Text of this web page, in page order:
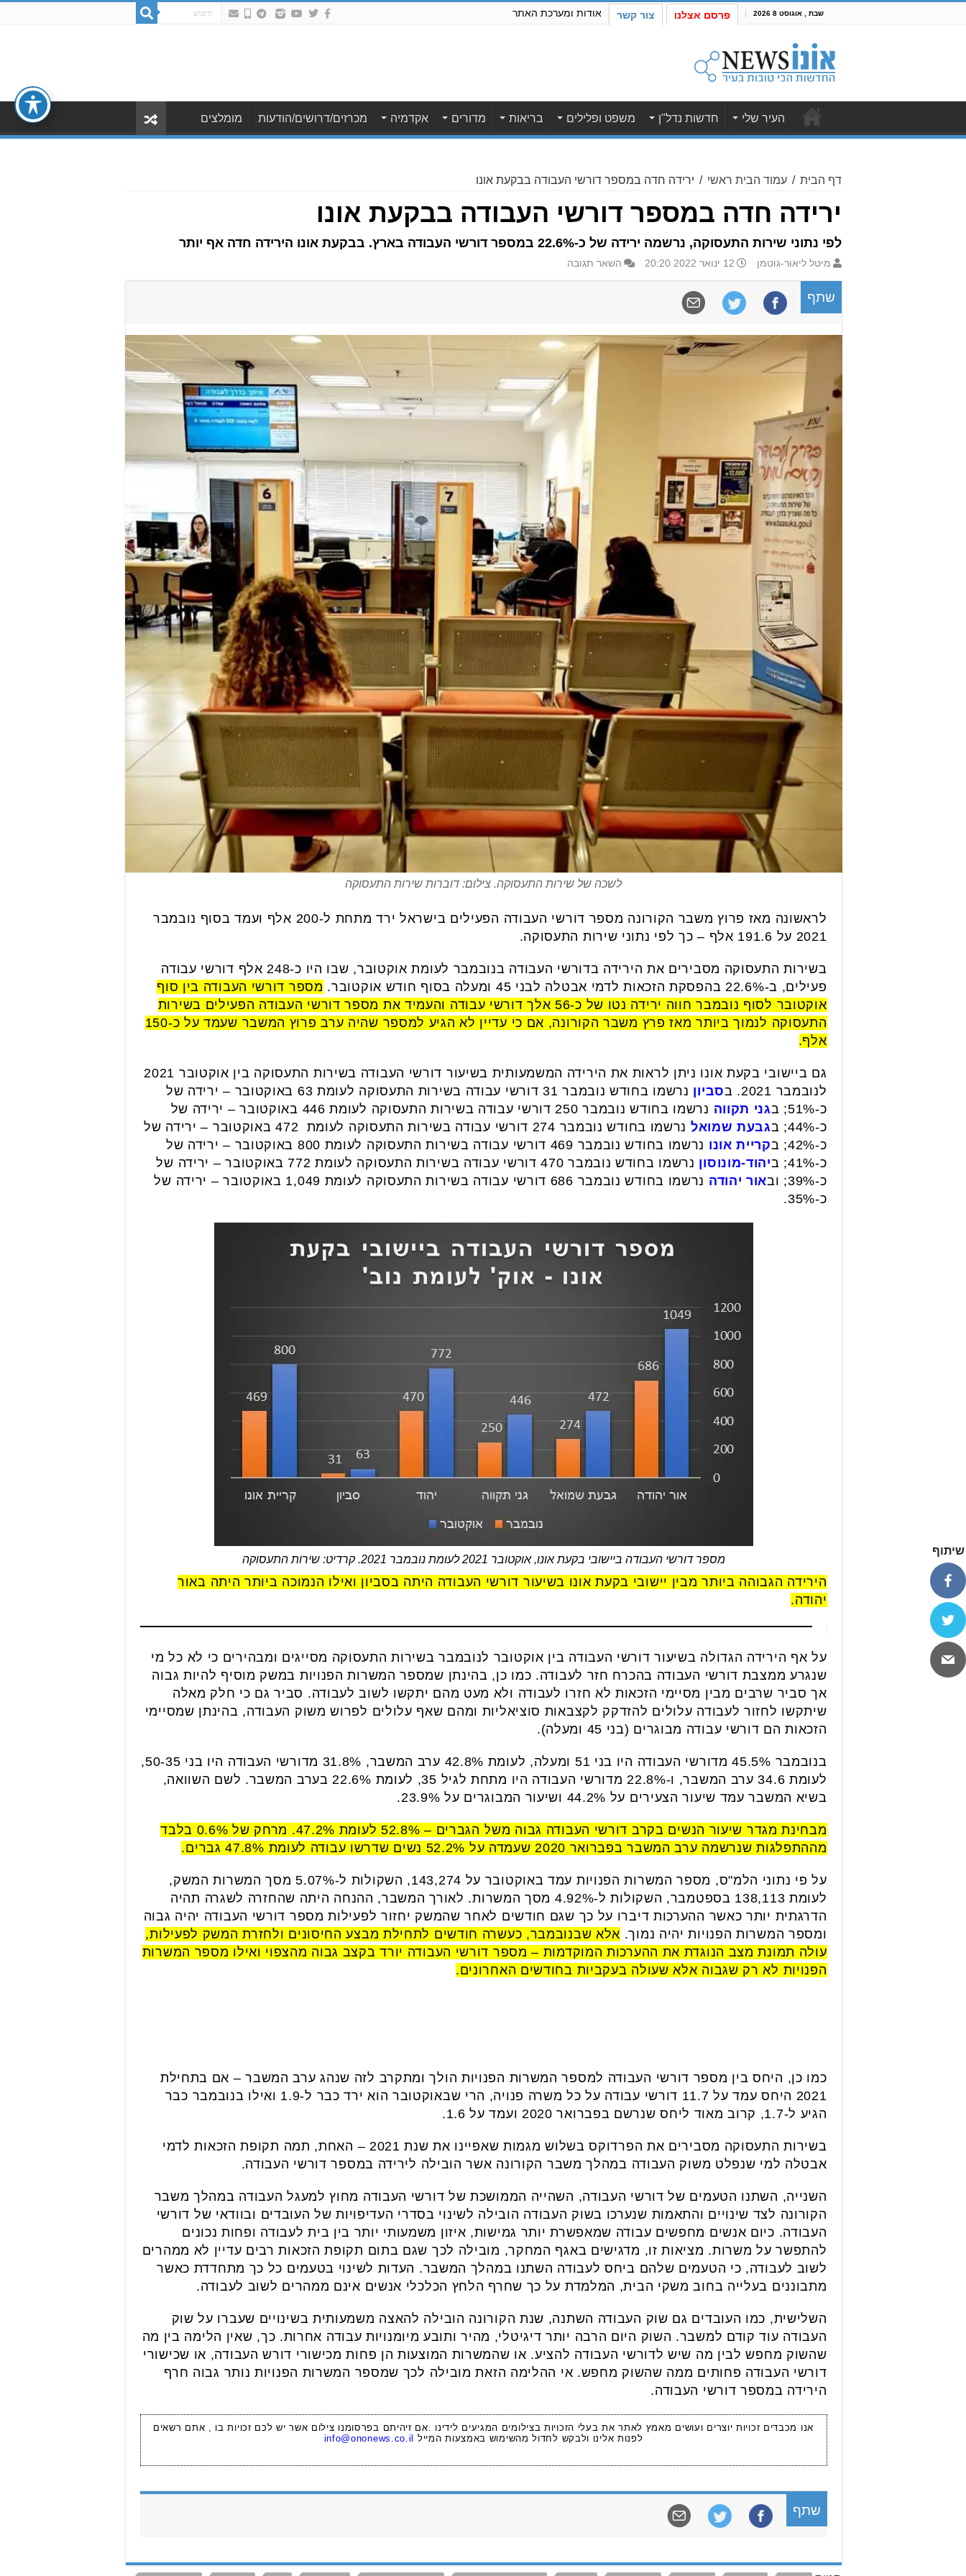
שבת , אוגוסט 8 2026 פרסם אצלנו צור קשר אודות ומערכת האתר
העיר שלי חדשות נדל"ן משפט ופלילים בריאות מדורים אקדמיה מכרזים/דרושים/הודעות מומלצים
דף הבית / עמוד הבית ראשי / ירידה חדה במספר דורשי העבודה בבקעת אונו
ירידה חדה במספר דורשי העבודה בבקעת אונו
לפי נתוני שירות התעסוקה, נרשמה ירידה של כ-22.6% במספר דורשי העבודה בארץ. בבקעת אונו הירידה חדה אף יותר
מיטל ליאור-גוטמן 12 ינואר 2022 20:20 השאר תגובה
שתף
לשכה של שירות התעסוקה. צילום: דוברות שירות התעסוקה
לראשונה מאז פרוץ משבר הקורונה מספר דורשי העבודה הפעילים בישראל ירד מתחת ל-200 אלף ועמד בסוף נובמבר
2021 על 191.6 אלף – כך לפי נתוני שירות התעסוקה.
בשירות התעסוקה מסבירים את הירידה בדורשי העבודה בנובמבר לעומת אוקטובר, שבו היו כ-248 אלף דורשי עבודה
פעילים, ב-22.6% בהפסקת הזכאות לדמי אבטלה לבני 45 ומעלה בסוף חודש אוקטובר.
מספר דורשי העבודה בין סוף
אוקטובר לסוף נובמבר חווה ירידה נטו של כ-56 אלך דורשי עבודה והעמיד את מספר דורשי העבודה הפעילים בשירות
התעסוקה לנמוך ביותר מאז פרץ משבר הקורונה, אם כי עדיין לא הגיע למספר שהיה ערב פרוץ המשבר שעמד על כ-150
אלף.
גם ביישובי בקעת אונו ניתן לראות את הירידה המשמעותית בשיעור דורשי העבודה בשירות התעסוקה בין אוקטובר 2021
לנובמבר 2021. ב
סביון
נרשמו בחודש נובמבר 31 דורשי עבודה בשירות התעסוקה לעומת 63 באוקטובר – ירידה של
כ-51%; ב
גני תקווה
נרשמו בחודש נובמבר 250 דורשי עבודה בשירות התעסוקה לעומת 446 באוקטובר – ירידה של
כ-44%; ב
גבעת שמואל
נרשמו בחודש נובמבר 274 דורשי עבודה בשירות התעסוקה לעומת 472 באוקטובר – ירידה של
כ-42%; ב
קריית אונו
נרשמו בחודש נובמבר 469 דורשי עבודה בשירות התעסוקה לעומת 800 באוקטובר – ירידה של
כ-41%; ב
יהוד-מונוסון
נרשמו בחודש נובמבר 470 דורשי עבודה בשירות התעסוקה לעומת 772 באוקטובר – ירידה של
כ-39%; וב
אור יהודה
נרשמו בחודש נובמבר 686 דורשי עבודה בשירות התעסוקה לעומת 1,049 באוקטובר – ירידה של
כ-35%.
מספר דורשי העבודה ביישובי בקעת אונו, אוקטובר 2021 לעומת נובמבר 2021. קרדיט: שירות התעסוקה
הירידה הגבוהה ביותר מבין יישובי בקעת אונו בשיעור דורשי העבודה היתה בסביון ואילו הנמוכה ביותר היתה באור
יהודה.
על אף הירידה הגדולה בשיעור דורשי העבודה בין אוקטובר לנובמבר בשירות התעסוקה מסייגים ומבהירים כי לא כל מי
שנגרע ממצבת דורשי העבודה בהכרח חזר לעבודה. כמו כן, בהינתן שמספר המשרות הפנויות במשק מוסיף להיות גבוה
אך סביר שרבים מבין מסיימי הזכאות לא חזרו לעבודה ולא מעט מהם יתקשו לשוב לעבודה. סביר גם כי חלק מאלה
שיתקשו לחזור לעבודה עלולים להזדקק לקצבאות סוציאליות ומהם שאף עלולים לפרוש משוק העבודה, בהינתן שמסיימי
הזכאות הם דורשי עבודה מבוגרים (בני 45 ומעלה).
בנובמבר 45.5% מדורשי העבודה היו בני 51 ומעלה, לעומת 42.8% ערב המשבר, 31.8% מדורשי העבודה היו בני 50-35,
לעומת 34.6 ערב המשבר, ו-22.8% מדורשי העבודה היו מתחת לגיל 35, לעומת 22.6% בערב המשבר. לשם השוואה,
בשיא המשבר עמד שיעור הצעירים על 44.2% ושיעור המבוגרים על 23.9%.
מבחינת מגדר שיעור הנשים בקרב דורשי העבודה גבוה משל הגברים – 52.8% לעומת 47.2%. מרחק של 0.6% בלבד
מההתפלגות שנרשמה ערב המשבר בפברואר 2020 שעמדה על 52.2% נשים שדרשו עבודה לעומת 47.8% גברים.
על פי נתוני הלמ"ס, מספר המשרות הפנויות עמד באוקטובר על 143,274, השקולות ל-5.07% מסך המשרות המשק,
לעומת 138,113 בספטמבר, השקולות ל-4.92% מסך המשרות. לאורך המשבר, ההנחה היתה שהחזרה לשגרה תהיה
הדרגתית יותר כאשר ההערכות דיברו על כך שגם חודשים לאחר שהמשק יחזור לפעילות מספר דורשי העבודה יהיה גבוה
ומספר המשרות הפנויות יהיה נמוך. אלא שבנובמבר, כעשרה חודשים לתחילת מבצע החיסונים ולחזרת המשק לפעילות,
עולה תמונת מצב הנוגדת את ההערכות המוקדמות – מספר דורשי העבודה יורד בקצב גבוה מהצפוי ואילו מספר המשרות
הפנויות לא רק שגבוה אלא שעולה בעקביות בחודשים האחרונים.
כמו כן, היחס בין מספר דורשי העבודה למספר המשרות הפנויות הולך ומתקרב לזה שנהג ערב המשבר – אם בתחילת
2021 היחס עמד על 11.7 דורשי עבודה על כל משרה פנויה, הרי שבאוקטובר הוא ירד כבר ל-1.9 ואילו בנובמבר כבר
הגיע ל-1.7, קרוב מאוד ליחס שנרשם בפברואר 2020 ועמד על 1.6.
בשירות התעסוקה מסבירים את הפרדוקס בשלוש מגמות שאפיינו את שנת 2021 – האחת, תמה תקופת הזכאות לדמי
אבטלה למי שנפלט משוק העבודה במהלך משבר הקורונה אשר הובילה לירידה במספר דורשי העבודה.
השנייה, השתנו הטעמים של דורשי העבודה, השהייה הממושכת של דורשי העבודה מחוץ למעגל העבודה במהלך משבר
הקורונה לצד שינויים והתאמות שנערכו בשוק העבודה הובילה לשינוי בסדרי העדיפויות של העובדים ובוודאי של דורשי
העבודה. כיום אנשים מחפשים עבודה שמאפשרת יותר גמישות, איזון משמעותי יותר בין בית לעבודה ופחות נכונים
להתפשר על משרות. מציאות זו, מדגישים באגף המחקר, מובילה לכך שגם בתום תקופת הזכאות רבים עדיין לא ממהרים
לשוב לעבודה, כי הטעמים שלהם ביחס לעבודה השתנו במהלך המשבר. העדות לשינוי בטעמים כל כך מתחדדת כאשר
מתבוננים בעלייה בחוב משקי הבית, המלמדת על כך שחרף הלחץ הכלכלי אנשים אינם ממהרים לשוב לעבודה.
השלישית, כמו העובדים גם שוק העבודה השתנה, שנת הקורונה הובילה להאצה משמעותית בשינויים שעברו על שוק
העבודה עוד קודם למשבר. השוק היום הרבה יותר דיגיטלי, מהיר ותובע מיומנויות עבודה אחרות. כך, שאין הלימה בין מה
שהשוק מחפש לבין מה שיש לדורשי העבודה להציע. או שהמשרות המוצעות הן פחות מכישורי דורש העבודה, או שכישורי
דורשי העבודה פחותים ממה שהשוק מחפש. אי ההלימה הזאת מובילה לכך שמספר המשרות הפנויות נותר גבוה חרף
הירידה במספר דורשי העבודה.
אנו מכבדים זכויות יוצרים ועושים מאמץ לאתר את בעלי הזכויות בצילומים המגיעים לידינו .אם זיהיתם בפרסומנו צילום אשר יש לכם זכויות בו , אתם רשאים
לפנות אלינו ולבקש לחדול מהשימוש באמצעות המייל
info@ononews.co.il
שתף
שיתוף